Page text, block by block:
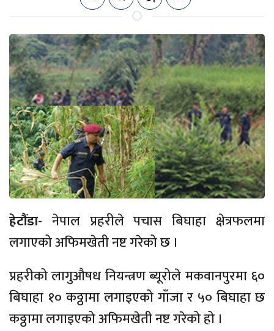
हेटौंडा- नेपाल प्रहरीले पचास बिघाहा क्षेत्रफलमा
लगाएको अफिमखेती नष्ट गरेको छ ।
प्रहरीको लागुऔषध नियन्त्रण ब्यूरोले मकवानपुरमा ६०
बिघाहा १० कठ्ठामा लगाइएको गाँजा र ५० बिघाहा छ
कठ्ठामा लगाइएको अफिमखेती नष्ट गरेको हो ।